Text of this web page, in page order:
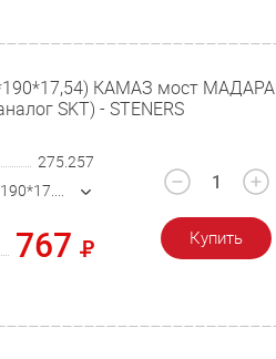
КАМАЗ мост МАДАРА
SKT) - STENERS
275.257
767 Купить